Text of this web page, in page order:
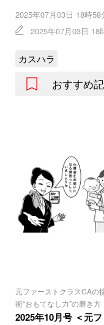
2025年07月03日 18時58
2025年07月03日 18
カスハラ
おすすめ
元ファーストクラスCAの
術“おもてなし力”の磨き方
2025年10月号 ＜元